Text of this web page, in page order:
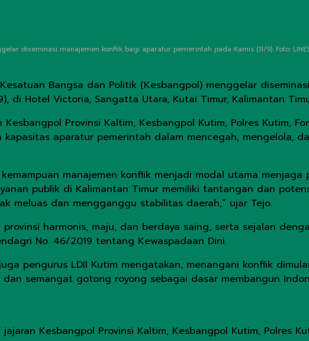
diseminasi manajemen konflik bagi aparatur pemerintah pada Kamis (11/9). Foto:
Bangsa dan Politik (Kesbangpol) menggelar
di Hotel Victoria, Sangatta Utara, Kutai Timur, Kalimantan
Provinsi Kaltim, Kesbangpol Kutim, Polres Kutim,
aparatur pemerintah dalam mencegah, mengelola,
manajemen konflik menjadi modal utama
publik di Kalimantan Timur memiliki tantangan dan
meluas dan mengganggu stabilitas daerah,” ujar Tejo.
harmonis, maju, dan berdaya saing, serta sejalan
No. 46/2019 tentang Kewaspadaan Dini.
pengurus LDII Kutim mengatakan, menangani konflik
semangat gotong royong sebagai dasar membangun
Kesbangpol Provinsi Kaltim, Kesbangpol Kutim, Polres